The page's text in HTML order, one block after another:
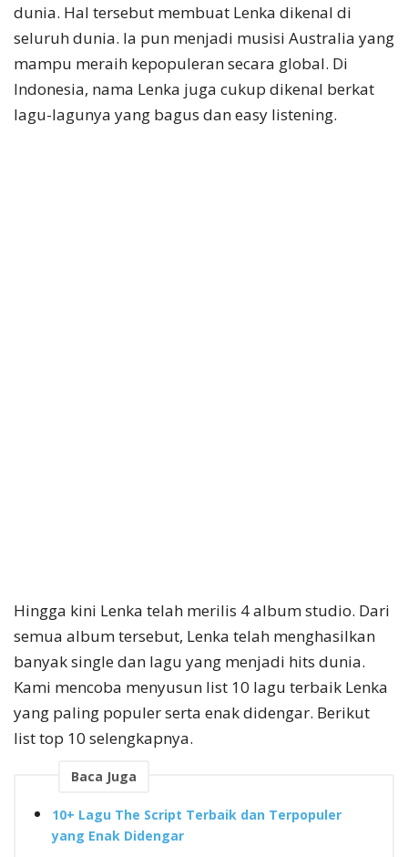
dunia. Hal tersebut membuat Lenka dikenal di
seluruh dunia. Ia pun menjadi musisi Australia yang
mampu meraih kepopuleran secara global. Di
Indonesia, nama Lenka juga cukup dikenal berkat
lagu-lagunya yang bagus dan easy listening.
Hingga kini Lenka telah merilis 4 album studio. Dari
semua album tersebut, Lenka telah menghasilkan
banyak single dan lagu yang menjadi hits dunia.
Kami mencoba menyusun list 10 lagu terbaik Lenka
yang paling populer serta enak didengar. Berikut
list top 10 selengkapnya.
Baca Juga
10+ Lagu The Script Terbaik dan Terpopuler
yang Enak Didengar